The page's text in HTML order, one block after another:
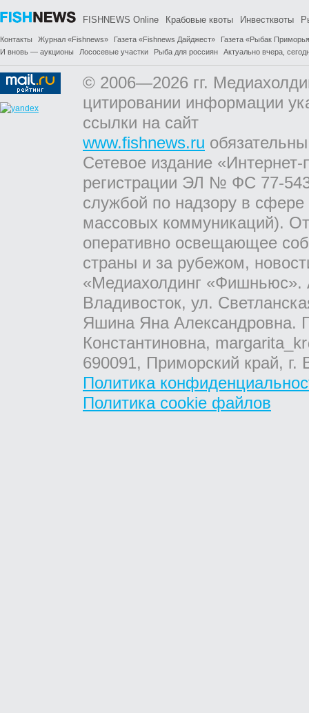
FISHNEWS Online Крабовые квоты Инвестквоты
Контакты Журнал «Fishnews» Газета «Fishnews Дайджест»
Газета «Рыбак
И вновь — аукционы
Лососевые участки Рыба для россиян Актуально вчера,
© 2006—2026 гг.
цитировании информации
ссылки на сайт
www.fishnews.ru
Сетевое издание
регистрации ЭЛ № ФС 77-
службой по надзору в
массовых коммуникаций).
оперативно освещающее
страны и за рубежом,
«Медиахолдинг «Фишньюс».
Владивосток, ул.
Яшина Яна Александровна.
Константиновна,
690091, Приморский край,
Политика
Политика cookie файлов